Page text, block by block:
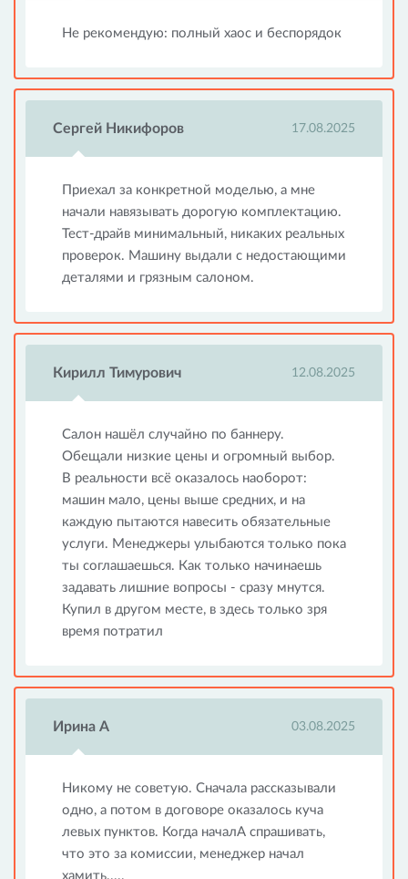
Не рекомендую: полный хаос и беспорядок
Сергей Никифоров 17.08.2025
Приехал за конкретной моделью, а мне
начали навязывать дорогую комплектацию.
Тест-драйв минимальный, никаких реальных
проверок. Машину выдали с недостающими
деталями и грязным салоном.
Кирилл Тимурович 12.08.2025
Салон нашёл случайно по баннеру.
Обещали низкие цены и огромный выбор.
В реальности всё оказалось наоборот:
машин мало, цены выше средних, и на
каждую пытаются навесить обязательные
услуги. Менеджеры улыбаются только пока
ты соглашаешься. Как только начинаешь
задавать лишние вопросы - сразу мнутся.
Купил в другом месте, в здесь только зря
время потратил
Ирина А 03.08.2025
Никому не советую. Сначала рассказывали
одно, а потом в договоре оказалось куча
левых пунктов. Когда началА спрашивать,
что это за комиссии, менеджер начал
хамить.....